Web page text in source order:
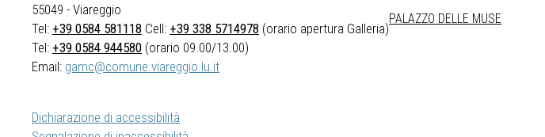
55049 - Viareggio
Tel: +39 0584 581118 Cell: +39 338 5714978 (orario apertura Galleria)
Tel: +39 0584 944580 (orario 09.00/13.00)
Email: gamc@comune.viareggio.lu.it
Dichiarazione di accessibilità
PALAZZO DELLE MUSE